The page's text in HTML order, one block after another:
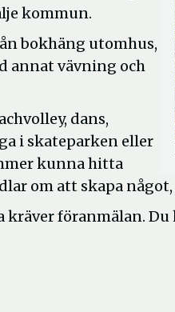
kommun.
bokhäng utomhus,
annat vävning och
dans,
i skateparken eller
kunna hitta
om att skapa
föranmälan.